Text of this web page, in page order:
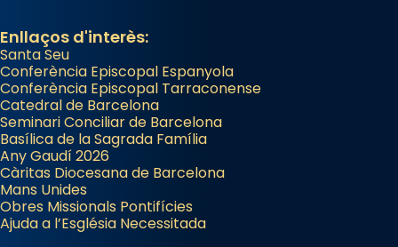
Enllaços d'interès:
Santa Seu
Conferència Episcopal Espanyola
Conferència Episcopal Tarraconense
Catedral de Barcelona
Seminari Conciliar de Barcelona
Basílica de la Sagrada Família
Any Gaudí 2026
Càritas Diocesana de Barcelona
Mans Unides
Obres Missionals Pontifícies
Ajuda a l’Església Necessitada